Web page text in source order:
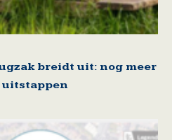
breidt uit: nog meer
uitstappen